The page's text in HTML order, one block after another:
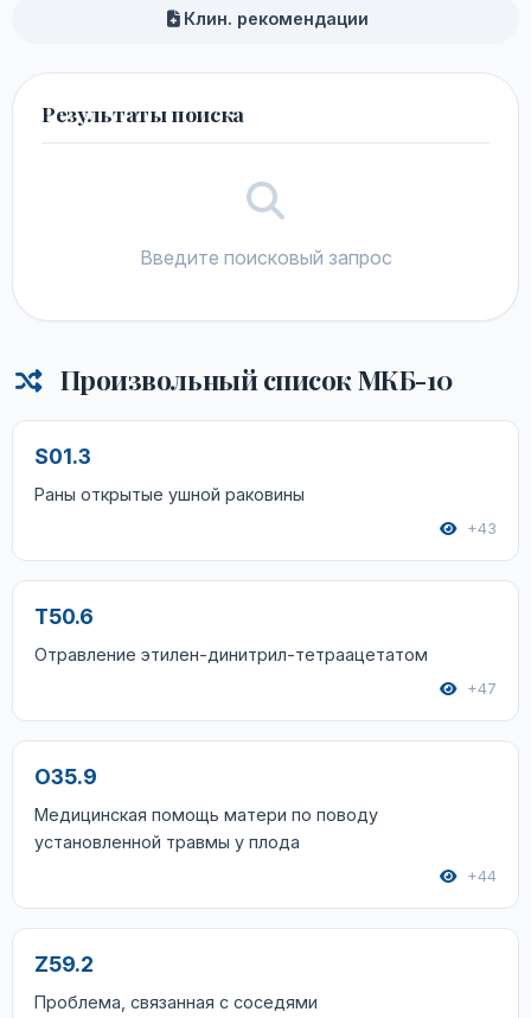
Клин. рекомендации
Результаты поиска
Введите поисковый запрос
Произвольный список МКБ-10
S01.3
Раны открытые ушной раковины
+43
T50.6
Отравление этилен-динитрил-тетраацетатом
+47
O35.9
Медицинская помощь матери по поводу
установленной травмы у плода
+44
Z59.2
Проблема, связанная с соседями